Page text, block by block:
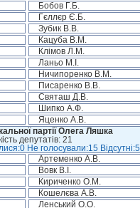
Бобов Г.Б.
Гєллєр Є.Б.
Зубик В.В.
Кацуба В.М.
Клімов Л.М.
Ланьо М.І.
Ничипоренко В.М.
Писаренко В.В.
Святаш Д.В.
Шипко А.Ф.
Яценко А.В.
партії Олега Ляшка
депутатів: 21
Не голосували:15 Відсутні:5
Артеменко А.В.
Вовк В.І.
Кириченко О.М.
Кошелєва А.В.
Ленський О.О.